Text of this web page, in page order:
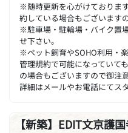
※随時更新を心がけておりま
約している場合もございます
※駐車場・駐輪場・バイク置
せ下さい。
※ペット飼育やSOHO利用・
管理規約で可能になっていて
の場合もございますので御注
詳細はメールやお電話にてス
【新築】EDIT文京護